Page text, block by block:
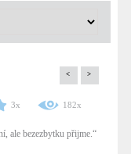
< >
3x 182x
ale bezezbytku přijme.“